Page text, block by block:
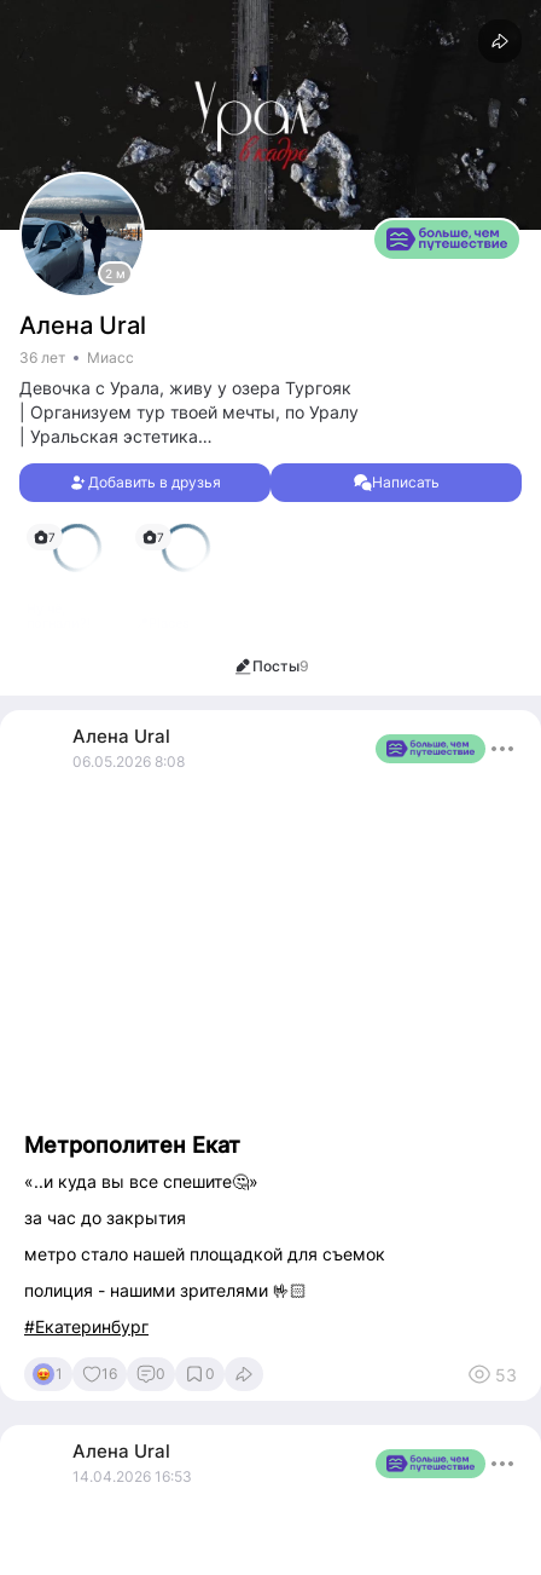
2 м
Алена Ural
36 лет Миасс
Девочка с Урала, живу у озера Тургояк
| Организуем тур твоей мечты, по Уралу
| Уральская эстетика
| Снимаю на дрон
Каналt.me@alena_ural74
Добавить в друзья Написать
7 7
Посты9
Алена Ural
06.05.2026 8:08
Метрополитен Екат
«..и куда вы все спешите🤔»
за час до закрытия
метро стало нашей площадкой для съемок
полиция - нашими зрителями 🤟🏻
#Екатеринбург
1 16 0 0 53
Алена Ural
14.04.2026 16:53